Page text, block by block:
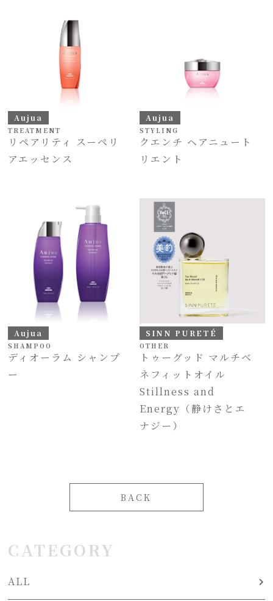
Aujua
TREATMENT
リペアリティ スーペリ
アエッセンス
Aujua
STYLING
クエンチ ヘアニュート
リエント
Aujua
SHAMPOO
ディオーラム シャンプ
ー
SINN PURETÉ
OTHER
トゥーグッド マルチベ
ネフィットオイル
Stillness and
Energy（静けさとエ
ナジー）
BACK
CATEGORY
ALL